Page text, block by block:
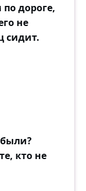
дороге,
не
сидит.
кто не